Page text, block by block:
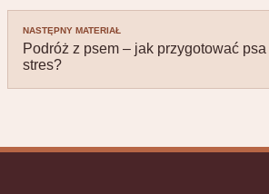
NASTĘPNY MATERIAŁ
Podróż z psem – jak przygotować
stres?